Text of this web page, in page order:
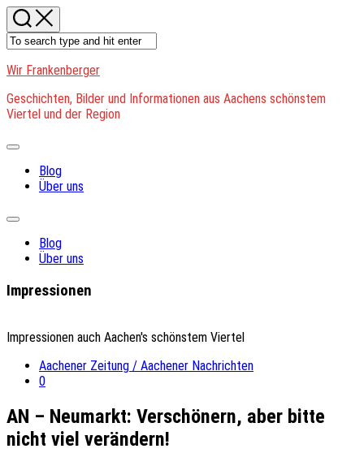
Skip
to
content
Wir Frankenberger
Geschichten, Bilder und Informationen aus Aachens schönstem
Viertel und der Region
Expand
Blog
Über uns
Expand
Blog
Über uns
Impressionen
Impressionen auch Aachen's schönstem Viertel
Aachener Zeitung / Aachener Nachrichten
0
AN – Neumarkt: Verschönern, aber bitte
nicht viel verändern!